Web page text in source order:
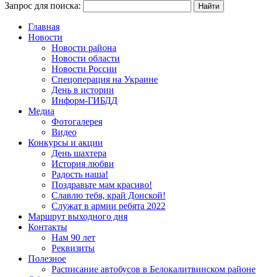
Запрос для поиска:
Главная
Новости
Новости района
Новости области
Новости России
Спецоперация на Украине
День в истории
Информ-ГИБДД
Медиа
Фотогалерея
Видео
Конкурсы и акции
День шахтера
История любви
Радость наша!
Поздравьте мам красиво!
Славлю тебя, край Донской!
Служат в армии ребята 2022
Маршрут выходного дня
Контакты
Нам 90 лет
Реквизиты
Полезное
Расписание автобусов в Белокалитвинском районе